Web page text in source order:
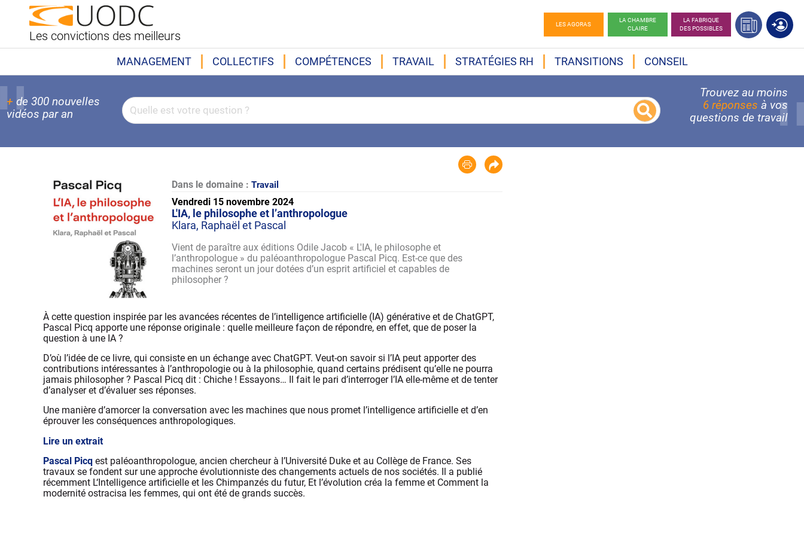
Les convictions des meilleurs
LES AGORAS
LA CHAMBRE
CLAIRE
LA FABRIQUE
DES POSSIBLES
MANAGEMENT COLLECTIFS COMPÉTENCES TRAVAIL STRATÉGIES RH TRANSITIONS CONSEIL
+ de 300 nouvelles
vidéos par an
Trouvez au moins
6 réponses à vos
questions de travail
Dans le domaine : Travail
Vendredi 15 novembre 2024
L'IA, le philosophe et l’anthropologue
Klara, Raphaël et Pascal
Vient de paraître aux éditions Odile Jacob « L'IA, le philosophe et
l’anthropologue » du paléoanthropologue Pascal Picq. Est-ce que des
machines seront un jour dotées d’un esprit artificiel et capables de
philosopher ?
À cette question inspirée par les avancées récentes de l’intelligence artificielle (IA) générative et de ChatGPT,
Pascal Picq apporte une réponse originale : quelle meilleure façon de répondre, en effet, que de poser la
question à une IA ?
D’où l’idée de ce livre, qui consiste en un échange avec ChatGPT. Veut-on savoir si l’IA peut apporter des
contributions intéressantes à l’anthropologie ou à la philosophie, quand certains prédisent qu’elle ne pourra
jamais philosopher ? Pascal Picq dit : Chiche ! Essayons… Il fait le pari d’interroger l’IA elle-même et de tenter
d’analyser et d’évaluer ses réponses.
Une manière d’amorcer la conversation avec les machines que nous promet l’intelligence artificielle et d’en
éprouver les conséquences anthropologiques.
Lire un extrait
Pascal Picq est paléoanthropologue, ancien chercheur à l’Université Duke et au Collège de France. Ses
travaux se fondent sur une approche évolutionniste des changements actuels de nos sociétés. Il a publié
récemment L‘Intelligence artificielle et les Chimpanzés du futur, Et l’évolution créa la femme et Comment la
modernité ostracisa les femmes, qui ont été de grands succès.